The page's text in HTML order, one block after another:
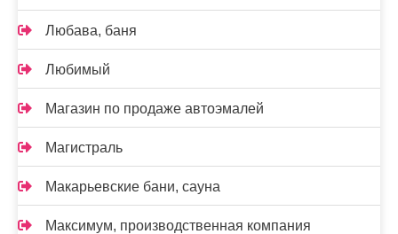
Любава, баня
Любимый
Магазин по продаже автоэмалей
Магистраль
Макарьевские бани, сауна
Максимум, производственная компания